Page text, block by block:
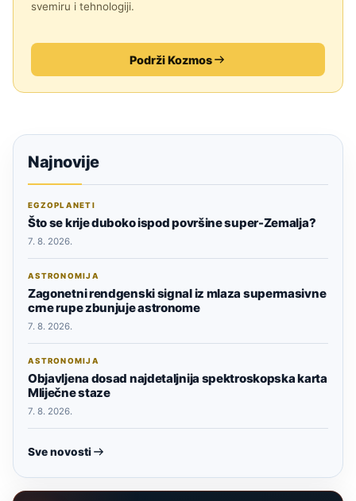
svemiru i tehnologiji.
Podrži Kozmos
Najnovije
EGZOPLANETI
Što se krije duboko ispod površine super-Zemalja?
7. 8. 2026.
ASTRONOMIJA
Zagonetni rendgenski signal iz mlaza supermasivne
crne rupe zbunjuje astronome
7. 8. 2026.
ASTRONOMIJA
Objavljena dosad najdetaljnija spektroskopska karta
Mliječne staze
7. 8. 2026.
Sve novosti